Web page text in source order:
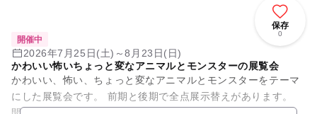
保存
0
開催中
2026年7月25日(土)～8月23日(日)
かわいい怖いちょっと変なアニマルとモンスターの展覧会
かわいい、怖い、ちょっと変なアニマルとモンスターをテーマ
にした展覧会です。 前期と後期で全点展示替えがあります。